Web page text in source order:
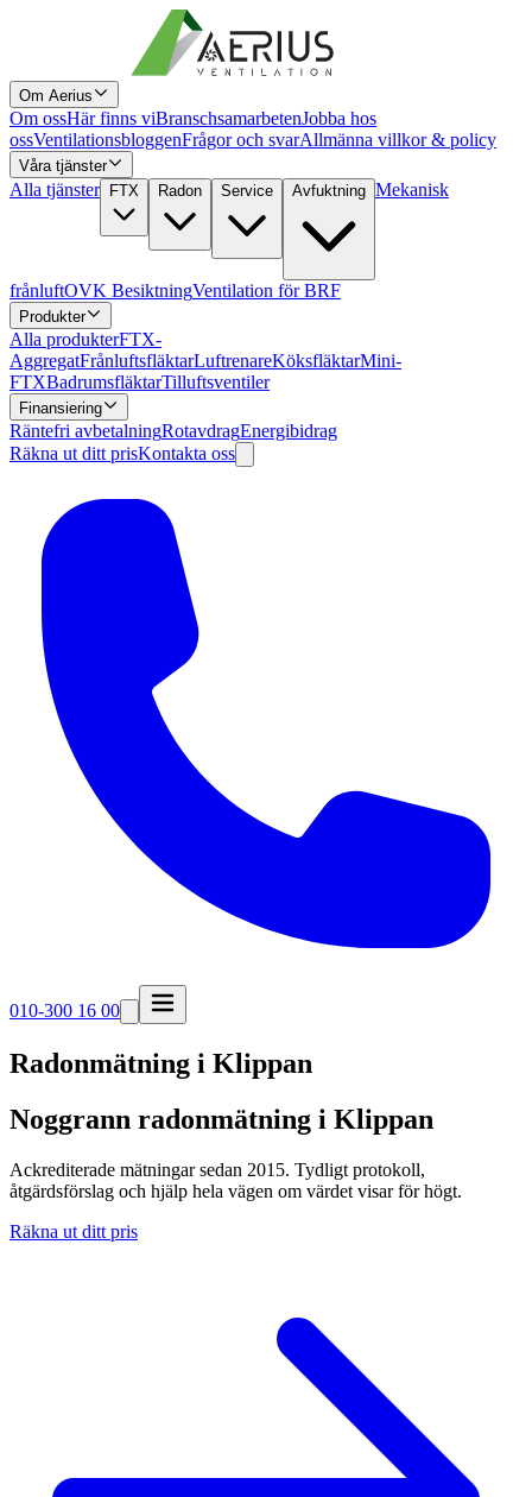
Om Aerius
Om ossHär finns viBranschsamarbetenJobba hos
ossVentilationsbloggenFrågor och svarAllmänna villkor & policy
Våra tjänster
Alla tjänster FTX Radon Service Avfuktning Mekanisk
frånluftOVK BesiktningVentilation för BRF
Produkter
Alla produkterFTX-
AggregatFrånluftsfläktarLuftrenareKöksfläktarMini-
FTXBadrumsfläktarTilluftsventiler
Finansiering
Räntefri avbetalningRotavdragEnergibidrag
Räkna ut ditt prisKontakta oss
010-300 16 00
Radonmätning i Klippan
Noggrann radonmätning i Klippan
Ackrediterade mätningar sedan 2015. Tydligt protokoll,
åtgärdsförslag och hjälp hela vägen om värdet visar för högt.
Räkna ut ditt pris